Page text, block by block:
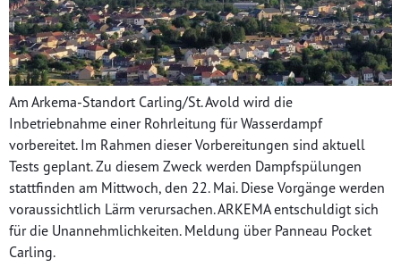
Am Arkema-Standort Carling/St. Avold wird die
Inbetriebnahme einer Rohrleitung für Wasserdampf
vorbereitet. Im Rahmen dieser Vorbereitungen sind aktuell
Tests geplant. Zu diesem Zweck werden Dampfspülungen
stattfinden am Mittwoch, den 22. Mai. Diese Vorgänge werden
voraussichtlich Lärm verursachen. ARKEMA entschuldigt sich
für die Unannehmlichkeiten. Meldung über Panneau Pocket
Carling.